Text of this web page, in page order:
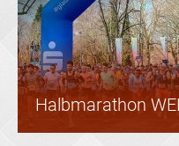
Halbmarathon